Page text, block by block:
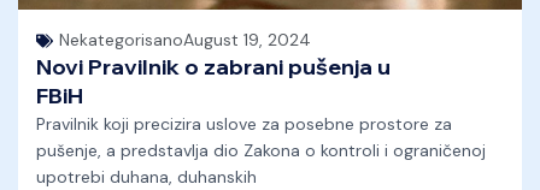
NekategorisanoAugust 19, 2024
Novi Pravilnik o zabrani pušenja u
FBiH
Pravilnik koji precizira uslove za posebne prostore za
pušenje, a predstavlja dio Zakona o kontroli i ograničenoj
upotrebi duhana, duhanskih